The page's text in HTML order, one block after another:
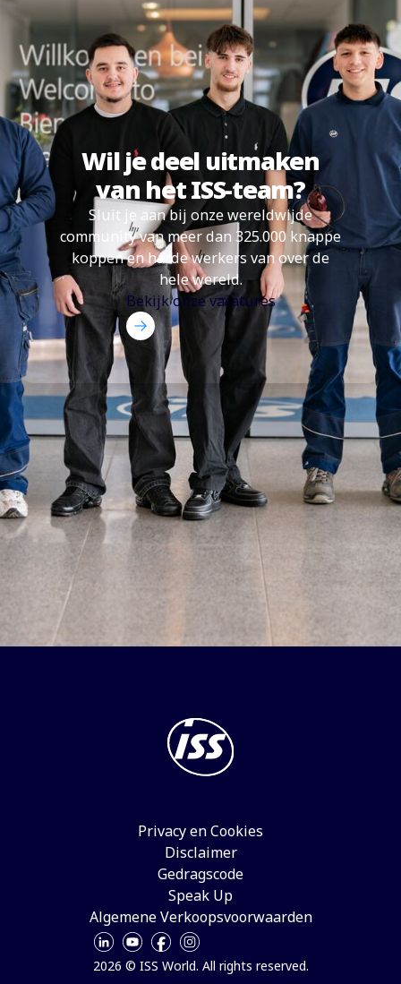
Wil je deel uitmaken
van het ISS-team?
Sluit je aan bij onze wereldwijde
community van meer dan 325.000 knappe
koppen en harde werkers van over de
hele wereld.
Bekijk onze vacatures
2026 © ISS World. All rights reserved.
Privacy en Cookies
Disclaimer
Gedragscode
Speak Up
Algemene Verkoopsvoorwaarden